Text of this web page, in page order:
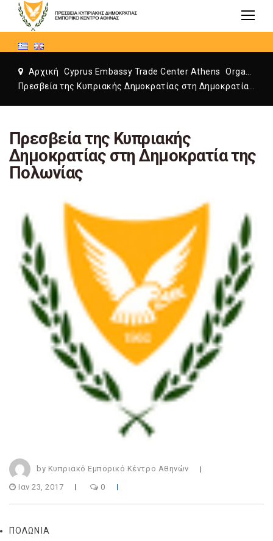
Αρχική Cyprus Embassy Trade Center Athens
Organization
Πρεσβεία της Κυπριακής
Δημοκρατίας στη Δημοκρατία της
Πολωνίας
by Κυπριακό Εμπορικό Κέντρο Αθηνών
Ιαν 23, 2017 0
ΠΟΛΩΝΙΑ